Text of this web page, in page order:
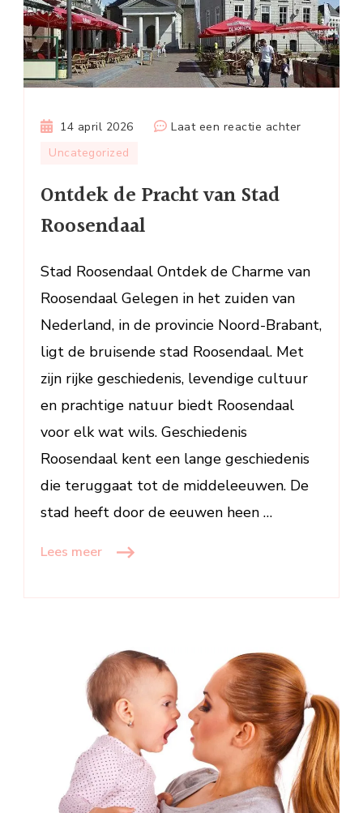
14 april 2026 Laat een reactie achterop
Uncategorized
Ontdek de Pracht van Stad
Roosendaal
Stad Roosendaal Ontdek de Charme van
Roosendaal Gelegen in het zuiden van
Nederland, in de provincie Noord-Brabant,
ligt de bruisende stad Roosendaal. Met
zijn rijke geschiedenis, levendige cultuur
en prachtige natuur biedt Roosendaal
voor elk wat wils. Geschiedenis
Roosendaal kent een lange geschiedenis
die teruggaat tot de middeleeuwen. De
stad heeft door de eeuwen heen …
Lees meer